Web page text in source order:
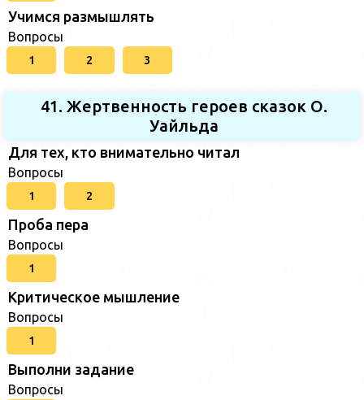
Учимся размышлять
Вопросы
1 2 3
41. Жертвенность героев сказок О.
Уайльда
Для тех, кто внимательно читал
Вопросы
1 2
Проба пера
Вопросы
1
Критическое мышление
Вопросы
1
Выполни задание
Вопросы